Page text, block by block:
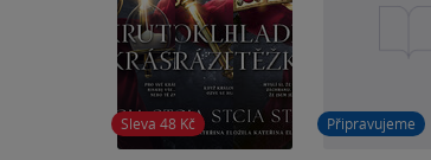
Sleva 48 Kč Připravujeme